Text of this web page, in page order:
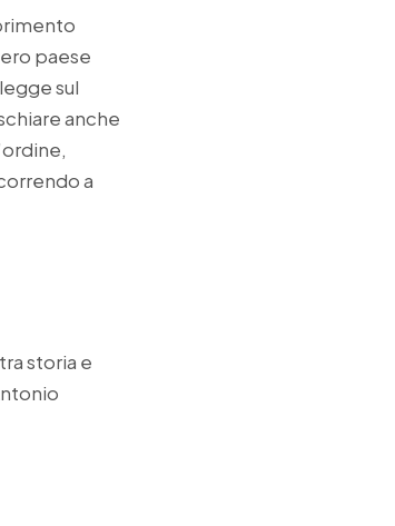
paese
sul
anche
a
storia e